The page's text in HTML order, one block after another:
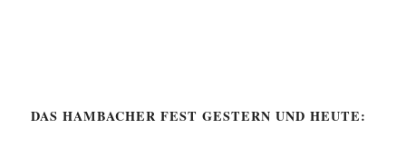
DAS HAMBACHER FEST GESTERN UND HEUTE: